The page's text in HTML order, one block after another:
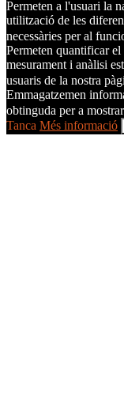
Permeten a l'usuari la
utilització de les
necessàries per al
Permeten quantificar
mesurament i anàlisi
usuaris de la nostra
Emmagatzemen
obtinguda per a
Tanca Més informació